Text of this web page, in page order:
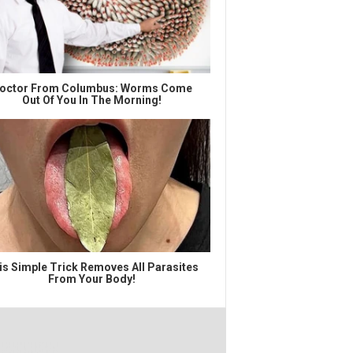
From Columbus: Worms Come
Out Of You In The Morning!
Simple Trick Removes All Parasites
From Your Body!